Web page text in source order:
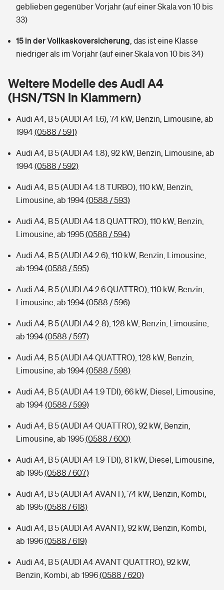
Zur Übersicht
Tools
Hochwasser-Check: Wie gefährdet ist Ihr Haus?
Sie haben Fragen?
Hundehalter-Haftpflicht
Handyversicherung
Private Cyberversicherung
Zur Übersicht
Kinderunfall-Check: Mehr Sicherheit für deine Kids
Typklassen: So ist Ihr Auto eingestuft
Sie haben Fragen?
Tools
Wer versichert was: Jetzt Versicherer finden
Rentenrechner: Wie viel Geld bekomme ich im Alter?
geblieben gegenüber Vorjahr (auf einer Skala von 10 bis
33)
15 in der Vollkaskoversicherung das ist eine Klasse
niedriger als im Vorjahr (auf einer Skala von 10 bis 34)
Weitere Modelle des Audi A4
(HSN/TSN in Klammern)
Audi A4, B 5 (AUDI A4 1.6), 74 kW, Benzin, Limousine, ab
1994(0588 / 591)
Audi A4, B 5 (AUDI A4 1.8), 92 kW, Benzin, Limousine, ab
1994(0588 / 592)
Audi A4, B 5 (AUDI A4 1.8 TURBO), 110 kW, Benzin,
Limousine, ab 1994(0588 / 593)
Audi A4, B 5 (AUDI A4 1.8 QUATTRO), 110 kW, Benzin,
Limousine, ab 1995(0588 / 594)
Audi A4, B 5 (AUDI A4 2.6), 110 kW, Benzin, Limousine,
ab 1994(0588 / 595)
Audi A4, B 5 (AUDI A4 2.6 QUATTRO), 110 kW, Benzin,
Limousine, ab 1994(0588 / 596)
Audi A4, B 5 (AUDI A4 2.8), 128 kW, Benzin, Limousine,
ab 1994(0588 / 597)
Audi A4, B 5 (AUDI A4 QUATTRO), 128 kW, Benzin,
Limousine, ab 1994(0588 / 598)
Audi A4, B 5 (AUDI A4 1.9 TDI), 66 kW, Diesel, Limousine,
ab 1994(0588 / 599)
Audi A4, B 5 (AUDI A4 QUATTRO), 92 kW, Benzin,
Limousine, ab 1995(0588 / 600)
Audi A4, B 5 (AUDI A4 1.9 TDI), 81 kW, Diesel, Limousine,
ab 1995(0588 / 607)
Audi A4, B 5 (AUDI A4 AVANT), 74 kW, Benzin, Kombi,
ab 1995(0588 / 618)
Audi A4, B 5 (AUDI A4 AVANT), 92 kW, Benzin, Kombi,
ab 1996(0588 / 619)
Audi A4, B 5 (AUDI A4 AVANT QUATTRO), 92 kW,
Benzin, Kombi, ab 1996(0588 / 620)